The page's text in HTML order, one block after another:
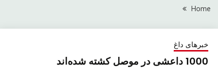
Home
خبرهای داغ
1000 داعشی در موصل کشته شده‌اند